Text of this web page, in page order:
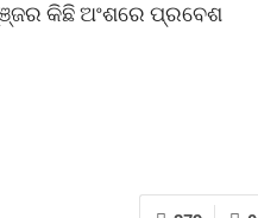
କିଛି ଅଂଶରେ ପ୍ରବେଶ